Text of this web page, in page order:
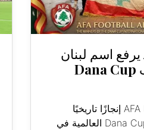
AFA Lebanon يرفع اسم لبنان
عاليًا ويتوج بلقب Dana Cup
حقق فريق AFA Lebanon إنجازًا تاريخيًا
بإحرازه لقب بطولة Dana Cup العالمية في